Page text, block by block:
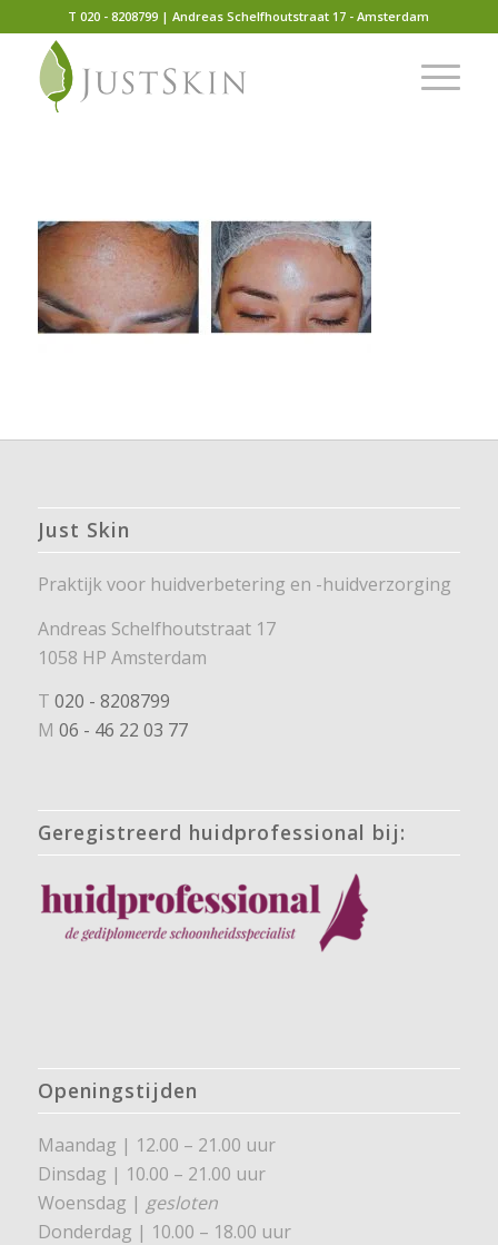
T 020 - 8208799 | Andreas Schelfhoutstraat 17 - Amsterdam
Just Skin
Praktijk voor huidverbetering en -huidverzorging
Andreas Schelfhoutstraat 17
1058 HP Amsterdam
T 020 - 8208799
M 06 - 46 22 03 77
Geregistreerd huidprofessional bij:
Openingstijden
Maandag | 12.00 – 21.00 uur
Dinsdag | 10.00 – 21.00 uur
Woensdag | gesloten
Donderdag | 10.00 – 18.00 uur